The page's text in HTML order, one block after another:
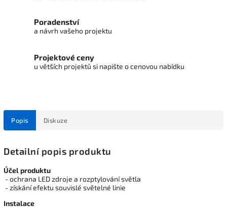
Poradenství
a návrh vašeho projektu
Projektové ceny
u větších projektů si napište o cenovou nabídku
Popis Diskuze
Detailní popis produktu
Účel produktu
- ochrana LED zdroje a rozptylování světla
- získání efektu souvislé světelné linie
Instalace